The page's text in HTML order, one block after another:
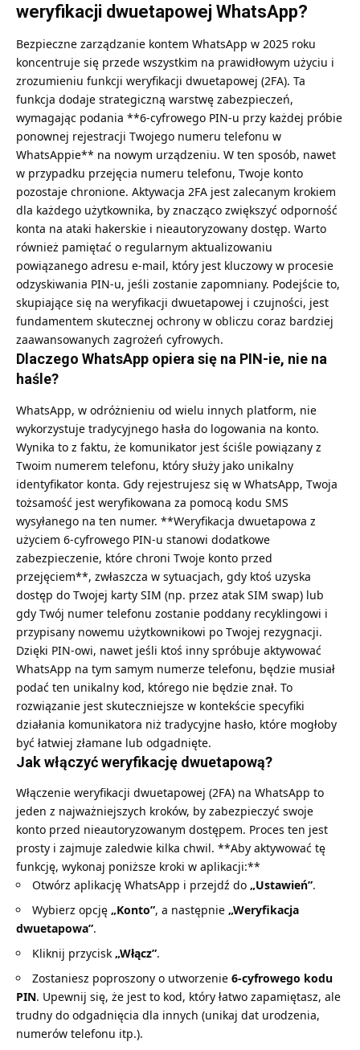
weryfikacji dwuetapowej WhatsApp?
Bezpieczne zarządzanie kontem WhatsApp w 2025 roku
koncentruje się przede wszystkim na prawidłowym użyciu i
zrozumieniu funkcji weryfikacji dwuetapowej (2FA). Ta
funkcja dodaje strategiczną warstwę zabezpieczeń,
wymagając podania **6-cyfrowego PIN-u przy każdej próbie
ponownej rejestracji Twojego numeru telefonu w
WhatsAppie** na nowym urządzeniu. W ten sposób, nawet
w przypadku przejęcia numeru telefonu, Twoje konto
pozostaje chronione. Aktywacja 2FA jest zalecanym krokiem
dla każdego użytkownika, by znacząco zwiększyć odporność
konta na ataki hakerskie i nieautoryzowany dostęp. Warto
również pamiętać o regularnym aktualizowaniu
powiązanego adresu e-mail, który jest kluczowy w procesie
odzyskiwania PIN-u, jeśli zostanie zapomniany. Podejście to,
skupiające się na weryfikacji dwuetapowej i czujności, jest
fundamentem skutecznej ochrony w obliczu coraz bardziej
zaawansowanych zagrożeń cyfrowych.
Dlaczego WhatsApp opiera się na PIN-ie, nie na
haśle?
WhatsApp, w odróżnieniu od wielu innych platform, nie
wykorzystuje tradycyjnego hasła do logowania na konto.
Wynika to z faktu, że komunikator jest ściśle powiązany z
Twoim numerem telefonu, który służy jako unikalny
identyfikator konta. Gdy rejestrujesz się w WhatsApp, Twoja
tożsamość jest weryfikowana za pomocą kodu SMS
wysyłanego na ten numer. **Weryfikacja dwuetapowa z
użyciem 6-cyfrowego PIN-u stanowi dodatkowe
zabezpieczenie, które chroni Twoje konto przed
przejęciem**, zwłaszcza w sytuacjach, gdy ktoś uzyska
dostęp do Twojej karty SIM (np. przez atak SIM swap) lub
gdy Twój numer telefonu zostanie poddany recyklingowi i
przypisany nowemu użytkownikowi po Twojej rezygnacji.
Dzięki PIN-owi, nawet jeśli ktoś inny spróbuje aktywować
WhatsApp na tym samym numerze telefonu, będzie musiał
podać ten unikalny kod, którego nie będzie znał. To
rozwiązanie jest skuteczniejsze w kontekście specyfiki
działania komunikatora niż tradycyjne hasło, które mogłoby
być łatwiej złamane lub odgadnięte.
Jak włączyć weryfikację dwuetapową?
Włączenie weryfikacji dwuetapowej (2FA) na WhatsApp to
jeden z najważniejszych kroków, by zabezpieczyć swoje
konto przed nieautoryzowanym dostępem. Proces ten jest
prosty i zajmuje zaledwie kilka chwil. **Aby aktywować tę
funkcję, wykonaj poniższe kroki w aplikacji:**
Otwórz aplikację WhatsApp i przejdź do „Ustawień”.
Wybierz opcję „Konto”, a następnie „Weryfikacja
dwuetapowa”.
Kliknij przycisk „Włącz”.
Zostaniesz poproszony o utworzenie 6-cyfrowego kodu
PIN. Upewnij się, że jest to kod, który łatwo zapamiętasz, ale
trudny do odgadnięcia dla innych (unikaj dat urodzenia,
numerów telefonu itp.).